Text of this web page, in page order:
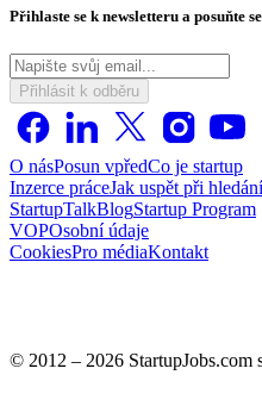
Přihlaste se k newsletteru a posuňte
Přihlásit k odběru
O násPosun vpředCo je startup
Inzerce práceJak uspět při
StartupTalkBlogStartup Program
VOPOsobní údaje
CookiesPro médiaKontakt
© 2012 – 2026 StartupJobs.com